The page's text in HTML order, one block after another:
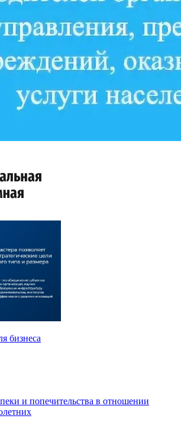
бизнеса
и попечительства в отношении